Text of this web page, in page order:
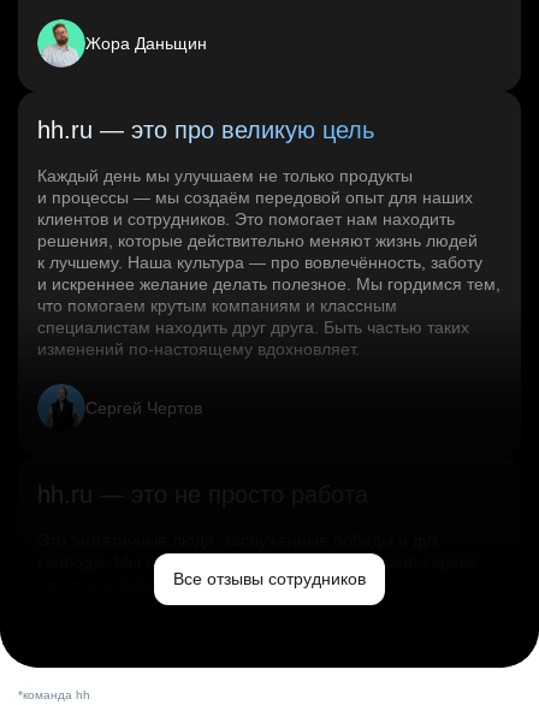
Жора Даньщин
hh.ru — это про великую цель
Каждый день мы улучшаем не только продукты
и процессы — мы создаём передовой опыт для наших
клиентов и сотрудников. Это помогает нам находить
решения, которые действительно меняют жизнь людей
к лучшему. Наша культура — про вовлечённость, заботу
и искреннее желание делать полезное. Мы гордимся тем,
что помогаем крутым компаниям и классным
специалистам находить друг друга. Быть частью таких
изменений по‑настоящему вдохновляет.
Сергей Чертов
hh.ru — это не просто работа
свободы. Мы помогаем миру и создаём лучший сервис
по поиску работы в стране.Все отзывы сотрудников
*команда hh